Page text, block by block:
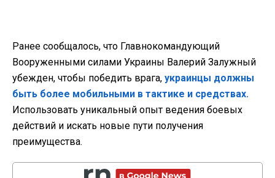
Ранее сообщалось, что Главнокомандующий
Вооруженными силами Украины Валерий Залужный
убежден, чтобы победить врага, украинцы должны
быть более мобильными в тактике и средствах.
Использовать уникальный опыт ведения боевых
действий и искать новые пути получения
преимущества.